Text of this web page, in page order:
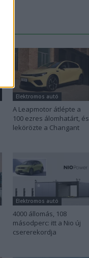
Elektromos autó
A Leapmotor átlépte a
100 ezres álomhatárt, és
lekörözte a Changant
Elektromos autó
4000 állomás, 108
másodperc: itt a Nio új
csererekordja